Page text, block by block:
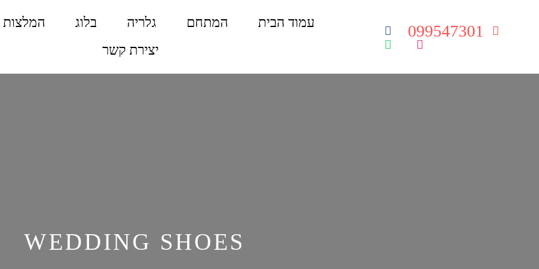
099547301 עמוד הבית המתחם גלריה בלוג
המלצות
יצירת קשר
WEDDING SHOES